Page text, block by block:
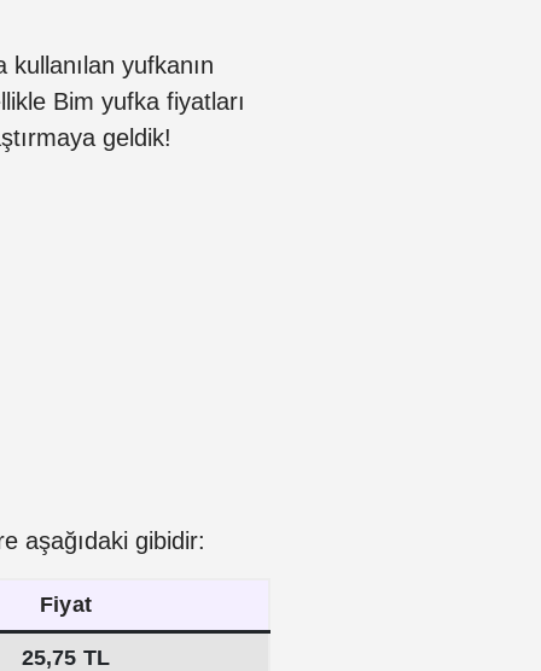
yufkanın
Bim yufka fiyatları
geldik!
aşağıdaki gibidir:
Fiyat
25,75 TL